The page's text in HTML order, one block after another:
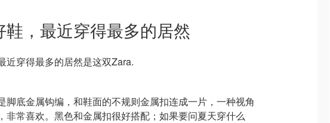
鞋，最近穿得最多的居然
近穿得最多的居然是这双Zara.
脚底金属钩编，和鞋面的不规则金属扣连成一片，一种视角
非常喜欢。黑色和金属扣很好搭配；如果要问夏天穿什么